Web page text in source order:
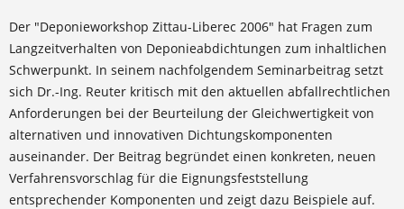
Der "Deponieworkshop Zittau-Liberec 2006" hat Fragen zum
Langzeitverhalten von Deponieabdichtungen zum inhaltlichen
Schwerpunkt. In seinem nachfolgendem Seminarbeitrag setzt
sich Dr.-Ing. Reuter kritisch mit den aktuellen abfallrechtlichen
Anforderungen bei der Beurteilung der Gleichwertigkeit von
alternativen und innovativen Dichtungskomponenten
auseinander. Der Beitrag begründet einen konkreten, neuen
Verfahrensvorschlag für die Eignungsfeststellung
entsprechender Komponenten und zeigt dazu Beispiele auf.